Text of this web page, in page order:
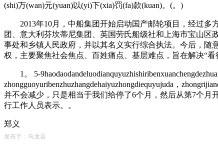
(shi)万(wan)元(yuan)以(yi)下(xia)罚(fa)款(kuan)。(。)
2013年10月，中船集团开始启动国产邮轮项目，经过多
团、意大利芬坎蒂尼集团、英国劳氏船级社和上海市宝山
事处和乡镇人民政府，并以其名义实行综合执法。今后，随
权，主要聚焦社会焦点、百姓痛点、基层难点，旨在解决“
1。 5-
zhongguoyuribenzhuzhangdehaiyuzhongdiequyujuda，
并不会减少，只是相当于我们给停了6个月，然后从第7个
行工作人员表示。。
郑义
发布于：马龙县